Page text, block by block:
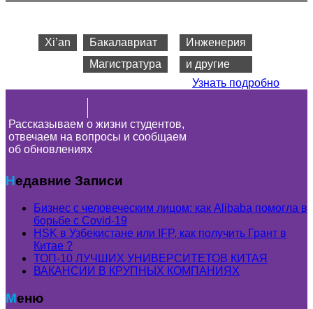
Xi’an
Бакалавриат
Магистратура
Инженерия
и другие
Узнать подробно
Рассказываем о жизни студентов,
отвечаем на вопросы и сообщаем
об обновлениях
Недавние Записи
Бизнес с человеческим лицом: как Alibaba помогла в
борьбе с Covid-19
HSK в Узбекистане или IFP, как получить Грант в
Китае ?
ТОП-10 ЛУЧШИХ УНИВЕРСИТЕТОВ КИТАЯ
ВАКАНСИИ В КРУПНЫХ КОМПАНИЯХ
Меню